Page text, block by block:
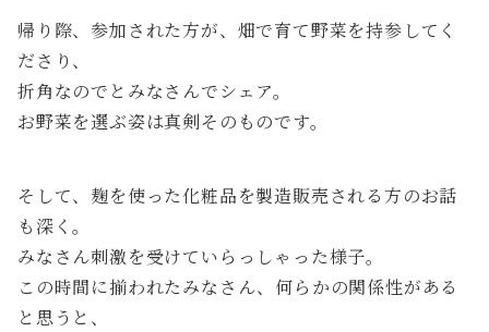
帰り際、参加された方が、畑で育て野菜を持参してく
ださり、
折角なのでとみなさんでシェア。
お野菜を選ぶ姿は真剣そのものです。
そして、麹を使った化粧品を製造販売される方のお話
も深く。
みなさん刺激を受けていらっしゃった様子。
この時間に揃われたみなさん、何らかの関係性がある
と思うと、